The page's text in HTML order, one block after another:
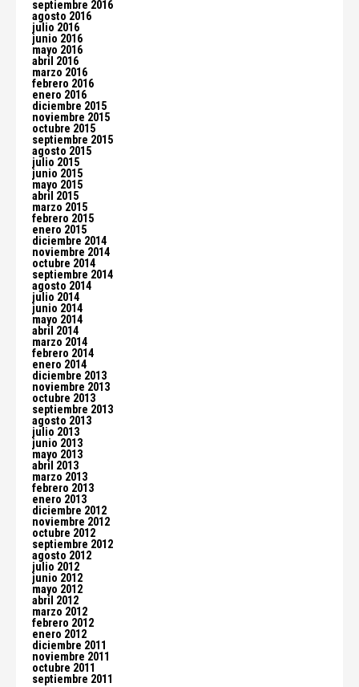
septiembre 2016
agosto 2016
julio 2016
junio 2016
mayo 2016
abril 2016
marzo 2016
febrero 2016
enero 2016
diciembre 2015
noviembre 2015
octubre 2015
septiembre 2015
agosto 2015
julio 2015
junio 2015
mayo 2015
abril 2015
marzo 2015
febrero 2015
enero 2015
diciembre 2014
noviembre 2014
octubre 2014
septiembre 2014
agosto 2014
julio 2014
junio 2014
mayo 2014
abril 2014
marzo 2014
febrero 2014
enero 2014
diciembre 2013
noviembre 2013
octubre 2013
septiembre 2013
agosto 2013
julio 2013
junio 2013
mayo 2013
abril 2013
marzo 2013
febrero 2013
enero 2013
diciembre 2012
noviembre 2012
octubre 2012
septiembre 2012
agosto 2012
julio 2012
junio 2012
mayo 2012
abril 2012
marzo 2012
febrero 2012
enero 2012
diciembre 2011
noviembre 2011
octubre 2011
septiembre 2011